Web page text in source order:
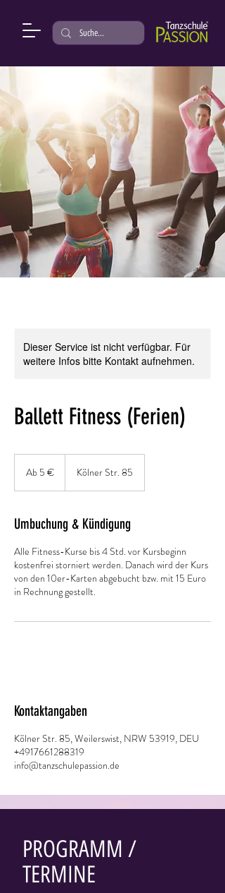
Dieser Service ist nicht verfügbar. Für
weitere Infos bitte Kontakt aufnehmen.
Ballett Fitness (Ferien)
EuroAb 5 € Kölner Str. 85
Umbuchung & Kündigung
Alle Fitness-Kurse bis 4 Std. vor Kursbeginn
kostenfrei storniert werden. Danach wird der Kurs
von den 10er-Karten abgebucht bzw. mit 15 Euro
in Rechnung gestellt.
Kontaktangaben
Kölner Str. 85, Weilerswist, NRW 53919, DEU
+4917661288319
info@tanzschulepassion.de
PROGRAMM /
TERMINE